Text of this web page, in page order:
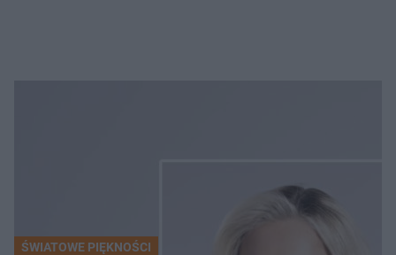
ŚWIATOWE PIĘKNOŚCI